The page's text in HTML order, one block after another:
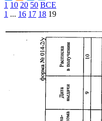
1 10 20 50 ВСЕ
1 ... 16 17 18 19